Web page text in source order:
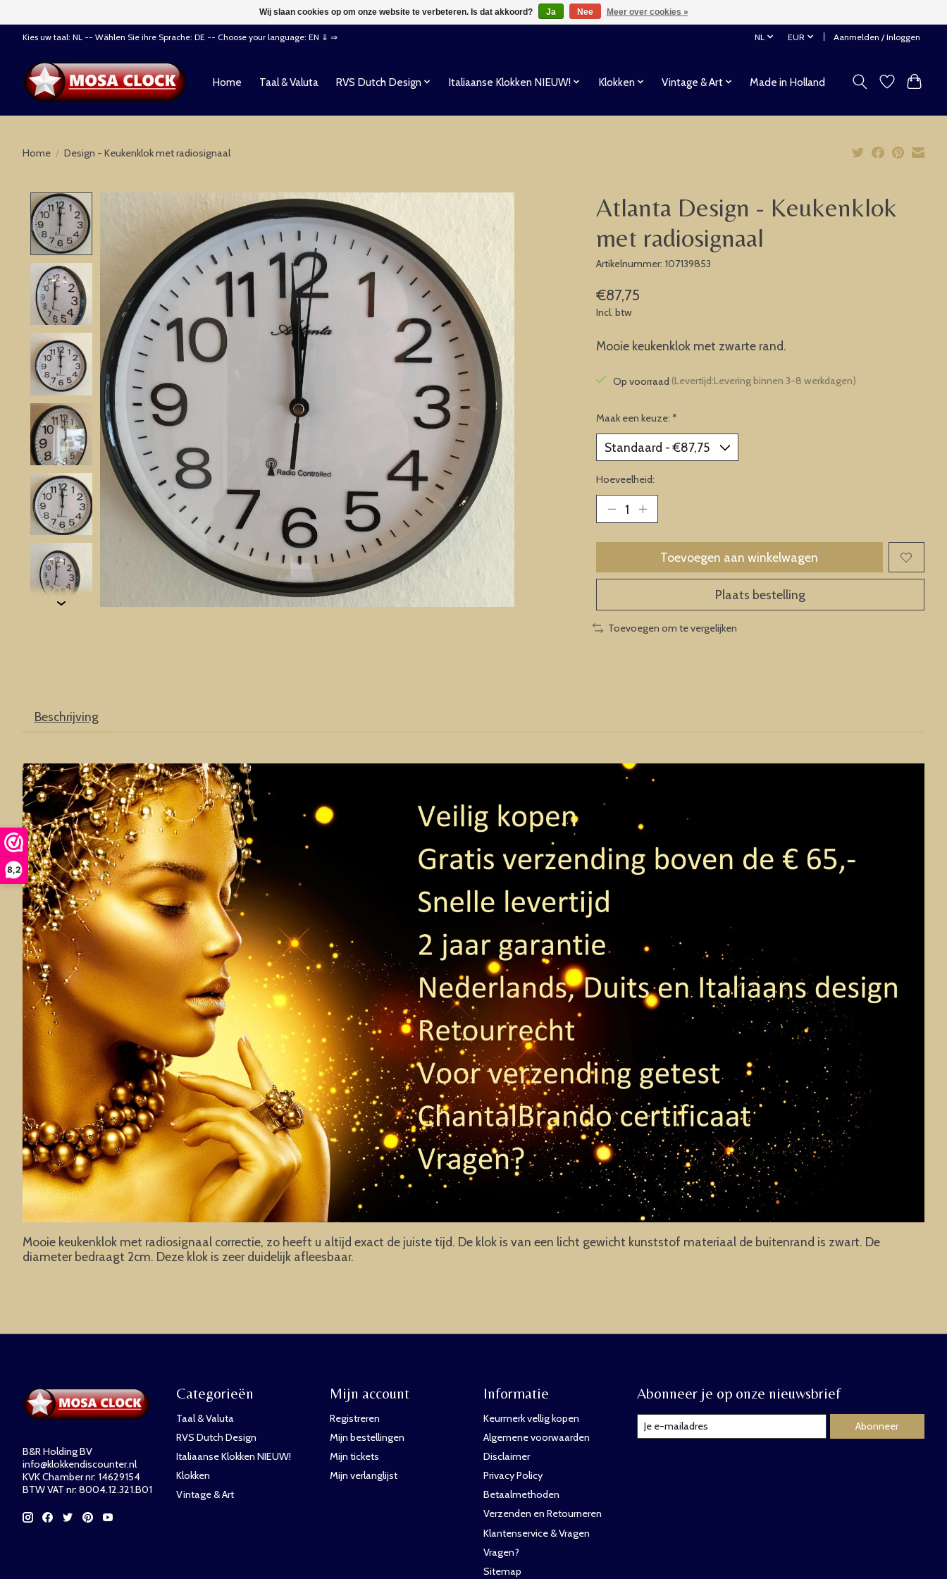
8,2
Kies uw taal: NL -- Wählen Sie ihre Sprache: DE -- Choose your language: EN ⇓ ⇒ NL EUR Aanmelden / Inloggen
Home Taal & Valuta RVS Dutch Design Italiaanse Klokken NIEUW! Klokken Vintage & Art Made in Holland
Home / Design - Keukenklok met radiosignaal
Product image slideshow Items
Atlanta Design - Keukenklok
met radiosignaal
Artikelnummer: 107139853
€87,75
Incl. btw
Mooie keukenklok met zwarte rand.
Op voorraad (Levertijd:Levering binnen 3-8 werkdagen)
Maak een keuze: *
Hoeveelheid:
Toevoegen aan winkelwagen
Plaats bestelling
Toevoegen om te vergelijken
Beschrijving
Mooie keukenklok met radiosignaal correctie, zo heeft u altijd exact de juiste tijd. De klok is van een licht gewicht kunststof materiaal de buitenrand is zwart. De
diameter bedraagt 2cm. Deze klok is zeer duidelijk afleesbaar.
B&R Holding BV
info@klokkendiscounter.nl
KVK Chamber nr: 14629154
BTW VAT nr: 8004.12.321.B01
Categorieën
Taal & Valuta
RVS Dutch Design
Italiaanse Klokken NIEUW!
Klokken
Vintage & Art
Mijn account
Registreren
Mijn bestellingen
Mijn tickets
Mijn verlanglijst
Informatie
Keurmerk vellig kopen
Algemene voorwaarden
Disclaimer
Privacy Policy
Betaalmethoden
Verzenden en Retourneren
Klantenservice & Vragen
Vragen?
Sitemap
Abonneer je op onze nieuwsbrief
Abonneer
Wij slaan cookies op om onze website te verbeteren. Is dat akkoord? Ja Nee Meer over cookies »